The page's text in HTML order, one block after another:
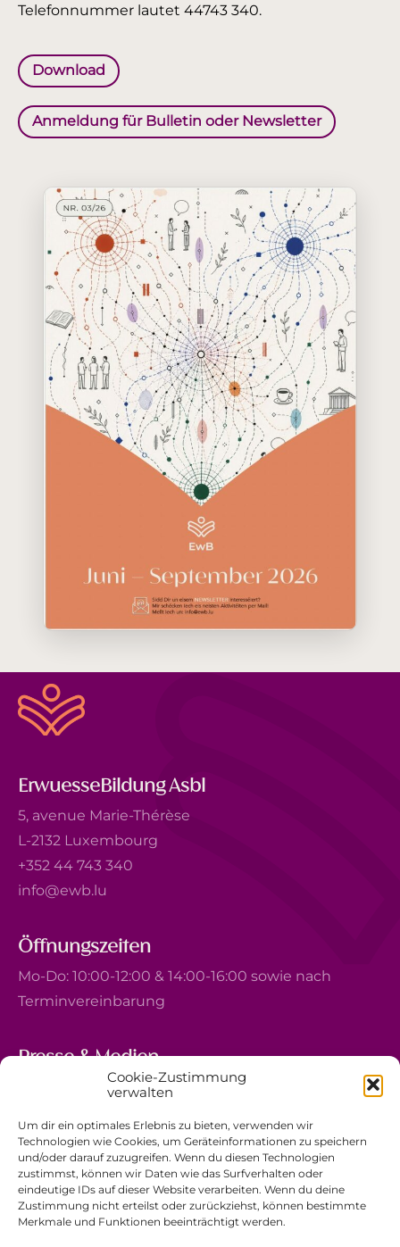
Cookie-Zustimmung
verwalten
Um dir ein optimales Erlebnis zu bieten, verwenden wir
Technologien wie Cookies, um Geräteinformationen zu speichern
und/oder darauf zuzugreifen. Wenn du diesen Technologien
zustimmst, können wir Daten wie das Surfverhalten oder
eindeutige IDs auf dieser Website verarbeiten. Wenn du deine
Zustimmung nicht erteilst oder zurückziehst, können bestimmte
Merkmale und Funktionen beeinträchtigt werden.
Telefonnummer lautet 44743 340.
Download
Anmeldung für Bulletin oder Newsletter
ErwuesseBildung Asbl
5, avenue Marie-Thérèse
L-2132 Luxembourg
+352 44 743 340
info@ewb.lu
Öffnungszeiten
Mo-Do: 10:00-12:00 & 14:00-16:00 sowie nach
Terminvereinbarung
Presse & Medien
5, avenue Marie-Thérèse
+352 44 743 340
comm@ewb.lu
Spenden